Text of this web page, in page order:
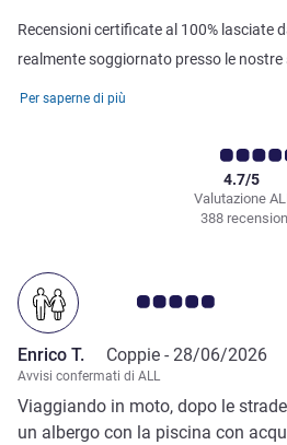
Recensioni certificate al 100% lasciate
realmente soggiornato presso le
Per saperne di più
Valutazione
4.7/5
388
Giudizio clienti 5.0/5
Enrico T. Coppie - 28/06/2026
Avvisi confermati di ALL
Viaggiando in moto, dopo le
un albergo con la piscina con